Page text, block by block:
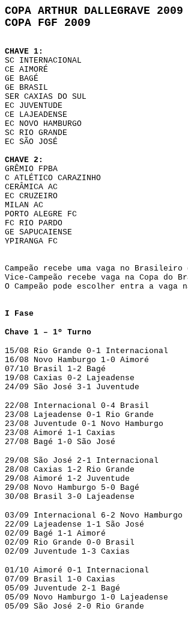
COPA ARTHUR DALLEGRAVE 2009
COPA FGF 2009
CHAVE 1:
SC INTERNACIONAL
CE AIMORÉ
GE BAGÉ
GE BRASIL
SER CAXIAS DO SUL
EC JUVENTUDE
CE LAJEADENSE
EC NOVO HAMBURGO
SC RIO GRANDE
EC SÃO JOSÉ
CHAVE 2:
GRÊMIO FPBA
C ATLÉTICO CARAZINHO
CERÂMICA AC
EC CRUZEIRO
MILAN AC
PORTO ALEGRE FC
FC RIO PARDO
GE SAPUCAIENSE
YPIRANGA FC
Campeão recebe uma vaga no
Vice-Campeão recebe vaga na Copa
O Campeão pode escolher entra a
I Fase
Chave 1 – 1º Turno
15/08 Rio Grande 0-1 Internacional
16/08 Novo Hamburgo 1-0 Aimoré
07/10 Brasil 1-2 Bagé
19/08 Caxias 0-2 Lajeadense
24/09 São José 3-1 Juventude
22/08 Internacional 0-4 Brasil
23/08 Lajeadense 0-1 Rio Grande
23/08 Juventude 0-1 Novo Hamburgo
23/08 Aimoré 1-1 Caxias
27/08 Bagé 1-0 São José
29/08 São José 2-1 Internacional
28/08 Caxias 1-2 Rio Grande
29/08 Aimoré 1-2 Juventude
29/08 Novo Hamburgo 5-0 Bagé
30/08 Brasil 3-0 Lajeadense
03/09 Internacional 6-2 Novo Hamburgo
22/09 Lajeadense 1-1 São José
02/09 Bagé 1-1 Aimoré
02/09 Rio Grande 0-0 Brasil
02/09 Juventude 1-3 Caxias
01/10 Aimoré 0-1 Internacional
07/09 Brasil 1-0 Caxias
05/09 Juventude 2-1 Bagé
05/09 Novo Hamburgo 1-0 Lajeadense
05/09 São José 2-0 Rio Grande